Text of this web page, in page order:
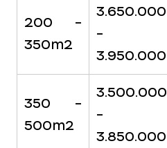
200 -
350m2
3.650.000
-
3.950.000
350 -
500m2
3.500.000
-
3.850.000